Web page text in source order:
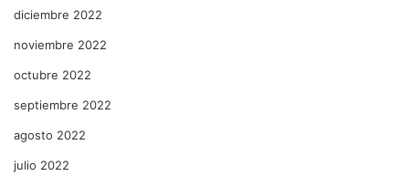
diciembre 2022
noviembre 2022
octubre 2022
septiembre 2022
agosto 2022
julio 2022